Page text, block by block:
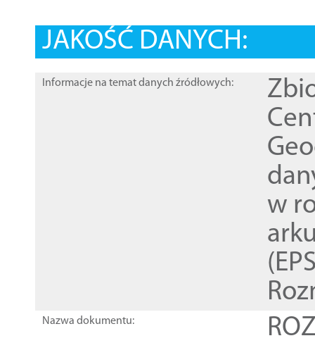
JAKOŚĆ DANYCH:
Informacje na temat danych źródłowych:
w
Nazwa dokumentu: